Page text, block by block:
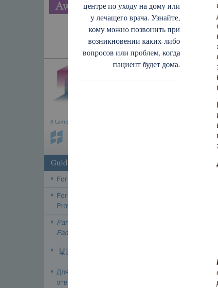
центре по уходу на дому или
у лечащего врача. Узнайте,
кому можно позвонить при
возникновении каких-либо
вопросов или проблем, когда
пациент будет дома.